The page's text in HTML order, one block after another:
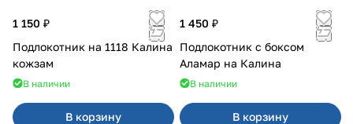
1 150 ₽
Подлокотник на 1118 Калина
кожзам
В наличии
В корзину
1 450 ₽
Подлокотник с боксом
Аламар на Калина
В наличии
В корзину